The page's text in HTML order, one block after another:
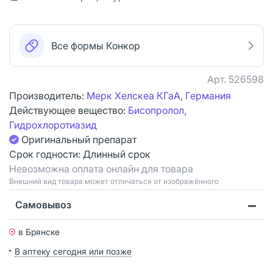
Все формы Конкор
Арт. 526598
Производитель: Мерк Хелскеа КГаА, Германия
Действующее вещество: Бисопролол,
Гидрохлоротиазид
Оригинальный препарат
Срок годности: Длинный срок
Невозможна оплата онлайн для товара
Bнешний вид товара может отличаться от изображённого
Самовывоз
в Брянске
В аптеку сегодня или позже